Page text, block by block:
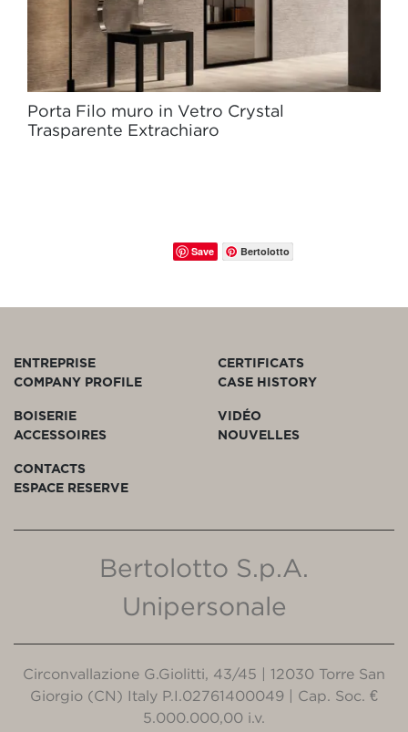
Porta Filo muro in Vetro Crystal
Trasparente Extrachiaro
Save Bertolotto
ENTREPRISE
COMPANY PROFILE
CERTIFICATS
CASE HISTORY
BOISERIE
ACCESSOIRES
VIDÉO
NOUVELLES
CONTACTS
ESPACE RESERVE
Bertolotto S.p.A.
Unipersonale
Circonvallazione G.Giolitti, 43/45 | 12030 Torre San
Giorgio (CN) Italy P.I.02761400049 | Cap. Soc. €
5.000.000,00 i.v.